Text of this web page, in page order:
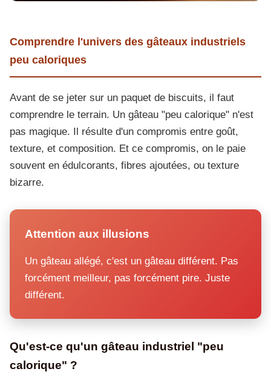
Comprendre l'univers des gâteaux industriels
peu caloriques
Avant de se jeter sur un paquet de biscuits, il faut
comprendre le terrain. Un gâteau "peu calorique" n'est
pas magique. Il résulte d'un compromis entre goût,
texture, et composition. Et ce compromis, on le paie
souvent en édulcorants, fibres ajoutées, ou texture
bizarre.
Attention aux illusions
Un gâteau allégé, c'est un gâteau différent. Pas
forcément meilleur, pas forcément pire. Juste
différent.
Qu'est-ce qu'un gâteau industriel "peu
calorique" ?